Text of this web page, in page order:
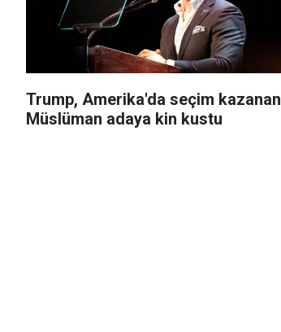
Trump, Amerika'da seçim kazanan
Müslüman adaya kin kustu